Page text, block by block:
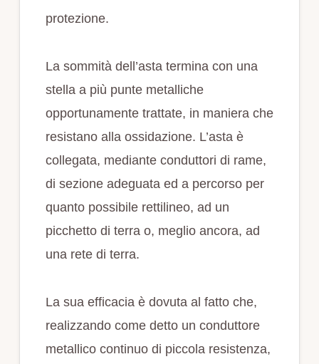
protezione.
La sommità dell’asta termina con una
stella a più punte metalliche
opportunamente trattate, in maniera che
resistano alla ossidazione. L’asta è
collegata, mediante conduttori di rame,
di sezione adeguata ed a percorso per
quanto possibile rettilineo, ad un
picchetto di terra o, meglio ancora, ad
una rete di terra.
La sua efficacia è dovuta al fatto che,
realizzando come detto un conduttore
metallico continuo di piccola resistenza,